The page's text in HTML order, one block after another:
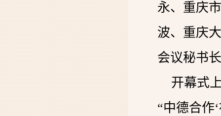
永、重庆
波、重庆
会议秘书
开幕式
“中德合作